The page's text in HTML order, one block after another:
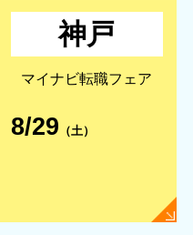
神戸
マイナビ転職フェア
8/29 （土）